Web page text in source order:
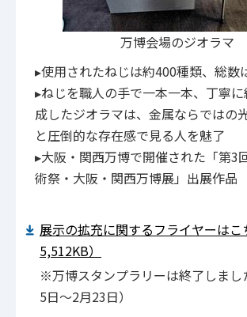
万博会場のジオラマ
▸使用されたねじは約400種類、総数
▸ねじを職人の手で一本一本、丁寧
成したジオラマは、金属ならではの
と圧倒的な存在感で見る人を魅了
▸⼤阪・関⻄万博で開催された「第3
術祭・大阪・関西万博展」出展作品
展示の拡充に関するフライヤーはこ
5,512KB）
※万博スタンプラリーは終了しまし
5日～2月23日）